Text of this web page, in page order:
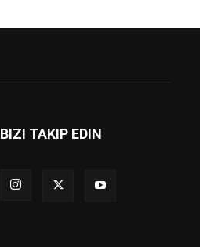
BIZI TAKIP EDIN